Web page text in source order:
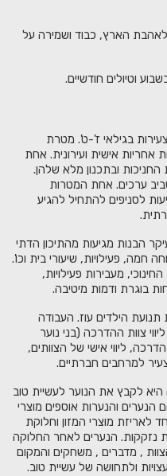
הארץ, כבוד ושמירה על
וטיולים חודשיים.
בגילאי ז'-ט'. מטרת
אישית ועירונית. אחת
ובתכנון מלא שלהן.
סביב ערכים. אחת המטרות
לסניפים להתחיל להגיע
הבנות מגיעות מהתיכון הדתי
פעילויות, שיעורי בית וכו'.
מעבירות פעילויות,
בוגרת ודמות מיטיבה.
תנועת הילדים עוז. העבודה
צוות ההדרכה (בני נוער
ליווי אישי של הצוותים,
למרחבים חברתיים.
לקבץ את הנוער לעשיית טוב
והנערות אוספים מוצרי
לאריזת מוצרי המזון וחלוקת
נזקקות. הנערים לאחר החלוקה
, מדברים , משחקים והמקום
ולתחושה של עשיית טוב.